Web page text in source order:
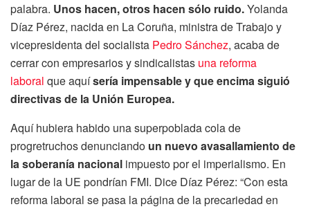
palabra. Unos hacen, otros hacen sólo ruido.Yolanda
Díaz Pérez, nacida en La Coruña, ministra de Trabajo y
vicepresidenta del socialista Pedro Sánchez, acaba de
cerrar con empresarios y sindicalistas una reforma
laboral que aquísería impensable y que encima siguió
directivas de la Unión Europea.
Aquí hubiera habido una superpoblada cola de
progretruchos denunciando un nuevo avasallamiento de
la soberanía nacional impuesto por el imperialismo. En
lugar de la UE pondrían FMI. Dice Díaz Pérez: “Con esta
reforma laboral se pasa la página de la precariedad en